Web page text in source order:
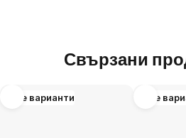
Свързани
Още варианти Още